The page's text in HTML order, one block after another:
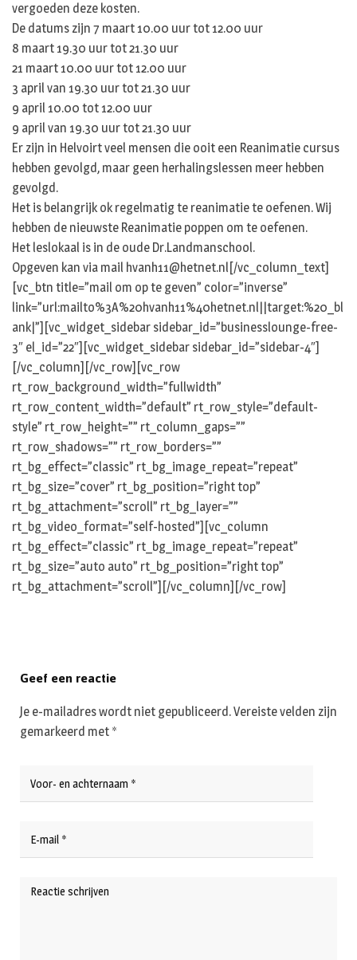
vergoeden deze kosten.
De datums zijn 7 maart 10.00 uur tot 12.00 uur
8 maart 19.30 uur tot 21.30 uur
21 maart 10.00 uur tot 12.00 uur
3 april van 19.30 uur tot 21.30 uur
9 april 10.00 tot 12.00 uur
9 april van 19.30 uur tot 21.30 uur
Er zijn in Helvoirt veel mensen die ooit een Reanimatie cursus
hebben gevolgd, maar geen herhalingslessen meer hebben
gevolgd.
Het is belangrijk ok regelmatig te reanimatie te oefenen. Wij
hebben de nieuwste Reanimatie poppen om te oefenen.
Het leslokaal is in de oude Dr.Landmanschool.
Opgeven kan via mail hvanh11@hetnet.nl[/vc_column_text]
[vc_btn title=”mail om op te geven” color=”inverse”
link=”url:mailto%3A%20hvanh11%40hetnet.nl||target:%20_bl
ank|”][vc_widget_sidebar sidebar_id=”businesslounge-free-
3″ el_id=”22″][vc_widget_sidebar sidebar_id=”sidebar-4″]
[/vc_column][/vc_row][vc_row
rt_row_background_width=”fullwidth”
rt_row_content_width=”default” rt_row_style=”default-
style” rt_row_height=”” rt_column_gaps=””
rt_row_shadows=”” rt_row_borders=””
rt_bg_effect=”classic” rt_bg_image_repeat=”repeat”
rt_bg_size=”cover” rt_bg_position=”right top”
rt_bg_attachment=”scroll” rt_bg_layer=””
rt_bg_video_format=”self-hosted”][vc_column
rt_bg_effect=”classic” rt_bg_image_repeat=”repeat”
rt_bg_size=”auto auto” rt_bg_position=”right top”
rt_bg_attachment=”scroll”][/vc_column][/vc_row]
Geef een reactie
Je e-mailadres wordt niet gepubliceerd.Vereiste velden zijn
gemarkeerd met *